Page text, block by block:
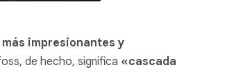
impresionantes y
de hecho, significa «cascada